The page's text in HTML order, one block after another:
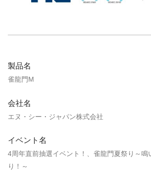
製品名
雀龍門M
会社名
エヌ・シー・ジャパン株式会社
イベント名
4周年直前抽選イベント！、雀龍門夏祭り～鳴
り！～